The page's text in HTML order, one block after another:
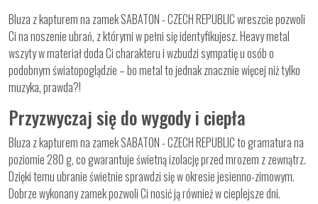
Bluza z kapturem na zamek SABATON - CZECH REPUBLIC wreszcie pozwoli
Ci na noszenie ubrań, z którymi w pełni się identyfikujesz. Heavy metal
wszyty w materiał doda Ci charakteru i wzbudzi sympatię u osób o
podobnym światopoglądzie – bo metal to jednak znacznie więcej niż tylko
muzyka, prawda?!
Przyzwyczaj się do wygody i ciepła
Bluza z kapturem na zamek SABATON - CZECH REPUBLIC to gramatura na
poziomie 280 g, co gwarantuje świetną izolację przed mrozem z zewnątrz.
Dzięki temu ubranie świetnie sprawdzi się w okresie jesienno-zimowym.
Dobrze wykonany zamek pozwoli Ci nosić ją również w cieplejsze dni.